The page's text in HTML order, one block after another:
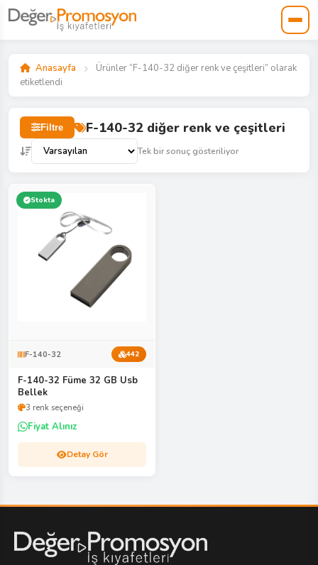
Anasayfa
Ürünler “F-140-32 diğer renk ve çeşitleri” olarak
etiketlendi
Filtre F-140-32 diğer renk ve çeşitleri
Tek bir sonuç gösteriliyor
Stokta
F-140-32 442
F-140-32 Füme 32 GB Usb
Bellek
3 renk seçeneği
Fiyat Alınız
Detay Gör